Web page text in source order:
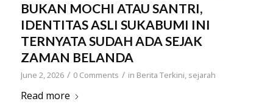
BUKAN MOCHI ATAU SANTRI,
IDENTITAS ASLI SUKABUMI INI
TERNYATA SUDAH ADA SEJAK
ZAMAN BELANDA
June 2, 2026 / 0 Comments / in Berita Terkini, sejarah
Read more